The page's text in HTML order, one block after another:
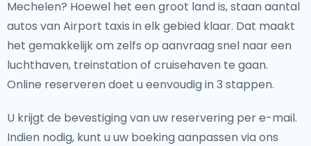
Mechelen? Hoewel het een groot land is, staan aantal
autos van Airport taxis in elk gebied klaar. Dat maakt
het gemakkelijk om zelfs op aanvraag snel naar een
luchthaven, treinstation of cruisehaven te gaan.
Online reserveren doet u eenvoudig in 3 stappen.
U krijgt de bevestiging van uw reservering per e-mail.
Indien nodig, kunt u uw boeking aanpassen via ons